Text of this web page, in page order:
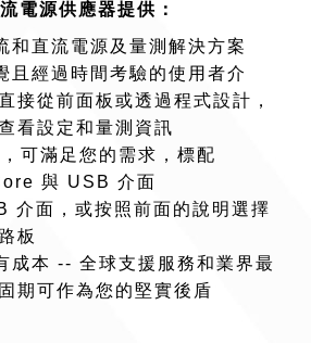
電源供應器提供：
和直流電源及量測解決方案
且經過時間考驗的使用者介
接從前面板或透過程式設計，
看設定和量測資訊
可滿足您的需求，標配
與 USB 介面
介面，或按照前面的說明選擇
板
成本 -- 全球支援服務和業界最
期可作為您的堅實後盾